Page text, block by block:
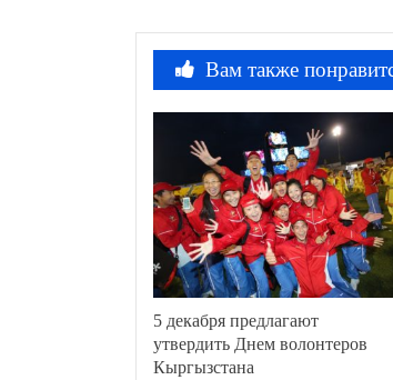
Вам также
5 декабря предлагают
утвердить Днем волонтеров
Кыргызстана